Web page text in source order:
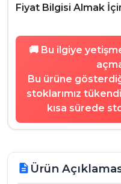
Fiyat Bilgisi Almak
🚚 Bu ilgiye
Bu ürüne
stoklarımız
kısa sürede
description Ürün